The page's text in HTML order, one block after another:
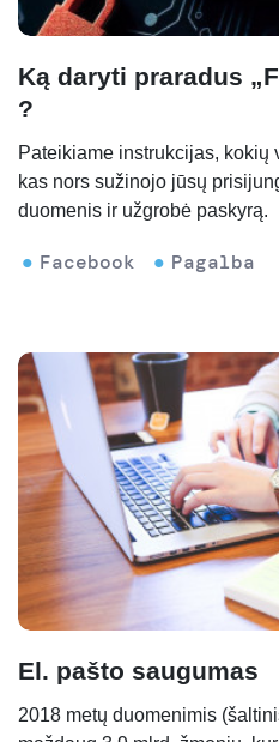
Ką daryti praradus
?
Pateikiame instrukcijas, kokių
kas nors sužinojo jūsų
duomenis ir užgrobė paskyrą.
Facebook Pagalba
El. pašto saugumas
2018 metų duomenimis